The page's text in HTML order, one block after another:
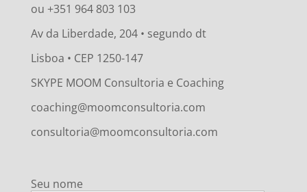
ou +351 964 803 103
Av da Liberdade, 204 • segundo dt
Lisboa • CEP 1250-147
SKYPE MOOM Consultoria e Coaching
coaching@moomconsultoria.com
consultoria@moomconsultoria.com
Seu nome